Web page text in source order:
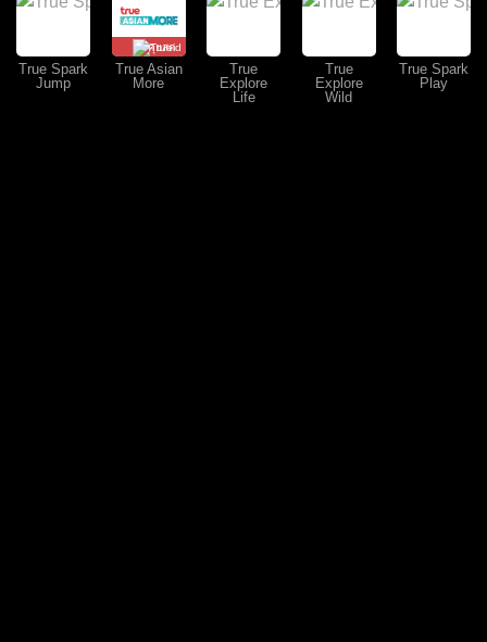
True Spark
Jump
คุยสด
True Asian
More
True
Explore
Life
True
Explore
Wild
True Spark
Play